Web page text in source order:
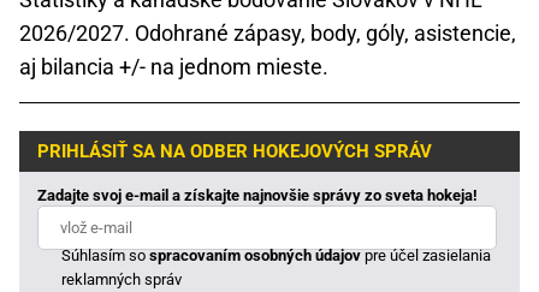
2026/2027. Odohrané zápasy, body, góly, asistencie,
aj bilancia +/- na jednom mieste.
PRIHLÁSIŤ SA NA ODBER HOKEJOVÝCH SPRÁV
Zadajte svoj e-mail a získajte najnovšie správy zo sveta hokeja!
Súhlasím sospracovaním osobných údajovpre účel zasielania
reklamných správ